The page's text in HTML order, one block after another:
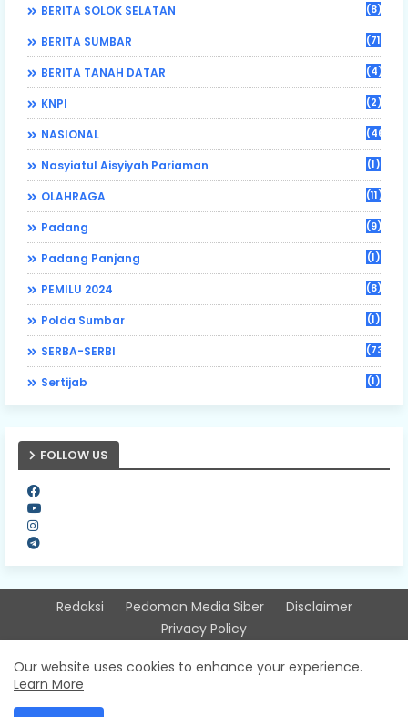
BERITA SOLOK SELATAN (8)
BERITA SUMBAR (71)
BERITA TANAH DATAR (4)
KNPI (2)
NASIONAL (46)
Nasyiatul Aisyiyah Pariaman (1)
OLAHRAGA (11)
Padang (9)
Padang Panjang (1)
PEMILU 2024 (8)
Polda Sumbar (1)
SERBA-SERBI (73)
Sertijab (1)
FOLLOW US
Redaksi Pedoman Media Siber
Disclaimer
Privacy Policy
Our website uses cookies to enhance your experience.
Learn More